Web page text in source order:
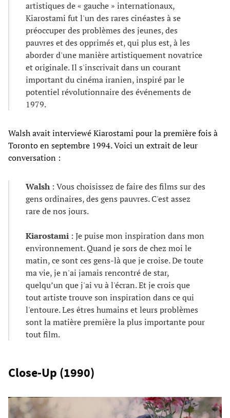
artistiques de « gauche » internationaux,
Kiarostami fut l'un des rares cinéastes à se
préoccuper des problèmes des jeunes, des
pauvres et des opprimés et, qui plus est, à les
aborder d'une manière artistiquement novatrice
et originale. Il s'inscrivait dans un courant
important du cinéma iranien, inspiré par le
potentiel révolutionnaire des événements de
1979.
Walsh avait interviewé Kiarostami pour la première fois à
Toronto en septembre 1994. Voici un extrait de leur
conversation :
Walsh : Vous choisissez de faire des films sur des
gens ordinaires, des gens pauvres. C'est assez
rare de nos jours.
Kiarostami : Je puise mon inspiration dans mon
environnement. Quand je sors de chez moi le
matin, ce sont ces gens-là que je croise. De toute
ma vie, je n'ai jamais rencontré de star,
quelqu’un que j'ai vu à l'écran. Et je crois que
tout artiste trouve son inspiration dans ce qui
l'entoure. Les êtres humains et leurs problèmes
sont la matière première la plus importante pour
tout film.
Close-Up (1990)